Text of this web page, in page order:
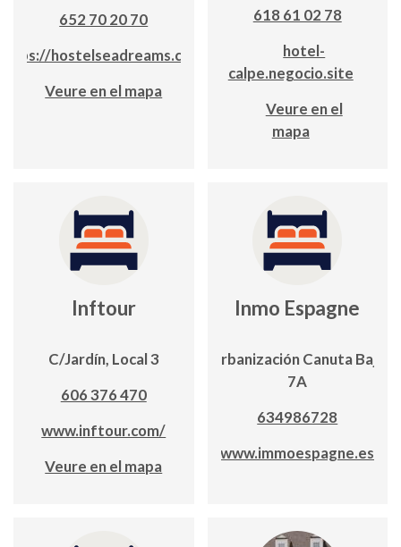
652 70 20 70
hostelseadreams.com/
Veure en el mapa
618 61 02 78
hotel-
calpe.negocio.site
Veure en el
mapa
Inftour
C/Jardín, Local 3
606 376 470
www.inftour.com/
Veure en el mapa
Inmo Espagne
Urbanización Canuta Baja
7A
634986728
www.immoespagne.es